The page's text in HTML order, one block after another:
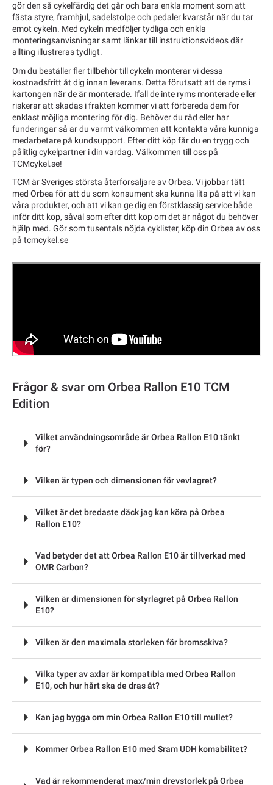
gör den så cykelfärdig det går och bara enkla moment som att
fästa styre, framhjul, sadelstolpe och pedaler kvarstår när du tar
emot cykeln. Med cykeln medföljer tydliga och enkla
monteringsanvisningar samt länkar till instruktionsvideos där
allting illustreras tydligt.
Om du beställer fler tillbehör till cykeln monterar vi dessa
kostnadsfritt åt dig innan leverans. Detta förutsatt att de ryms i
kartongen när de är monterade. Ifall de inte ryms monterade eller
riskerar att skadas i frakten kommer vi att förbereda dem för
enklast möjliga montering för dig. Behöver du råd eller har
funderingar så är du varmt välkommen att kontakta våra kunniga
medarbetare på kundsupport. Efter ditt köp får du en trygg och
pålitlig cykelpartner i din vardag. Välkommen till oss på
TCMcykel.se!
TCM är Sveriges största återförsäljare av Orbea. Vi jobbar tätt
med Orbea för att du som konsument ska kunna lita på att vi kan
våra produkter, och att vi kan ge dig en förstklassig service både
inför ditt köp, såväl som efter ditt köp om det är något du behöver
hjälp med. Gör som tusentals nöjda cyklister, köp din Orbea av oss
på tcmcykel.se
Frågor & svar om Orbea Rallon E10 TCM
Edition
Vilket användningsområde är Orbea Rallon E10 tänkt
för?
Vilken är typen och dimensionen för vevlagret?
Vilket är det bredaste däck jag kan köra på Orbea
Rallon E10?
Vad betyder det att Orbea Rallon E10 är tillverkad med
OMR Carbon?
Vilken är dimensionen för styrlagret på Orbea Rallon
E10?
Vilken är den maximala storleken för bromsskiva?
Vilka typer av axlar är kompatibla med Orbea Rallon
E10, och hur hårt ska de dras åt?
Kan jag bygga om min Orbea Rallon E10 till mullet?
Kommer Orbea Rallon E10 med Sram UDH komabilitet?
Vad är rekommenderat max/min drevstorlek på Orbea